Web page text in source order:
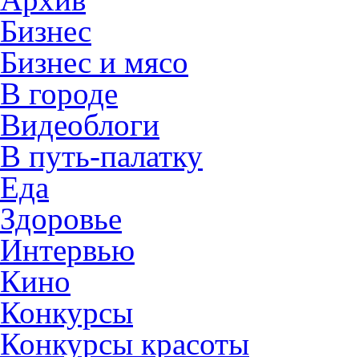
Бизнес
Бизнес и мясо
В городе
Видеоблоги
В путь-палатку
Еда
Здоровье
Интервью
Кино
Конкурсы
Конкурсы красоты